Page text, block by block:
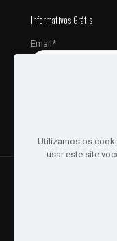
Informativos Grátis
Email*
Distribuidora Ltda -
Utilizamos os
usar este site